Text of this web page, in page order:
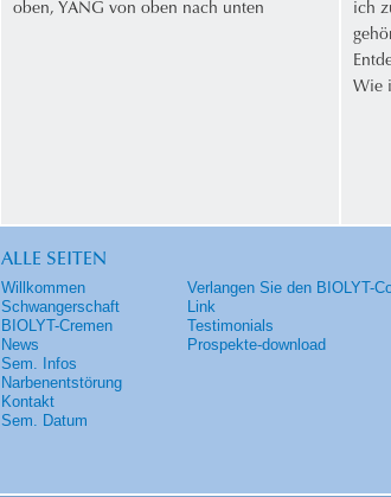
oben, YANG von oben nach unten
ich
Wie
ALLE SEITEN
Willkommen
Schwangerschaft
BIOLYT-Cremen
News
Sem. Infos
Narbenentstörung
Kontakt
Sem. Datum
Verlangen Sie den BIOLYT-
Link
Testimonials
Prospekte-download